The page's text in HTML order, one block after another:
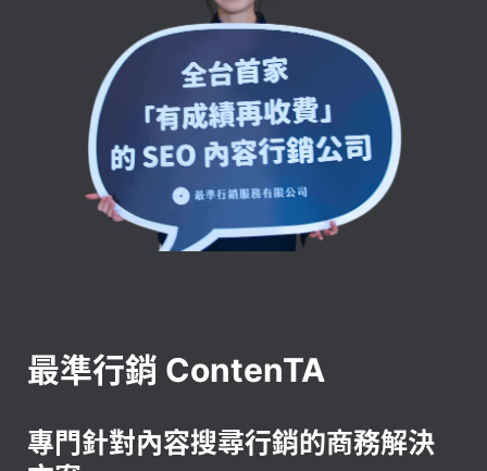
最準行銷 ContenTA
專門針對內容搜尋行銷的商務解決